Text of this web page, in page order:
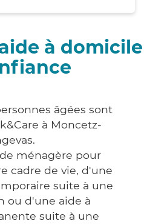
à domicile
âgées sont
à Moncetz-
ménagère pour
cadre de vie, d'une
suite à une
ou d'une aide à
suite à une